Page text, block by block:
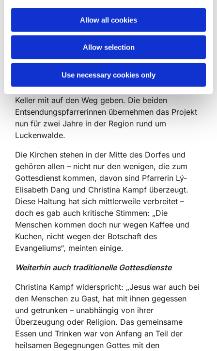
Allow all cookies
Allow selection
Use necessary cookies only
­gebetet“, erzählt sie. Und Christina Kampf fügt
hinzu: „Ob ein Vor­haben gelingt, liegt in Gottes
Hand. Wir können nur das Gras wachsen hören –
und dann gießen.“ ­Ihrer Ansicht nach machten sie
mit mehr Freiheit in der Aus­legung der Strukturen“,
sagt ­Christina Kampf. Diese Ge­danken ­möchte sie
dem neuen Pfarrteam Johanna Moser und ­Miriam
Keller mit auf den Weg ­geben. Die beiden
Entsendungspfarrerinnen über­nehmen das ­Projekt
nun für zwei Jahre in der Region rund um
­Luckenwalde.
Die Kirchen stehen in der Mitte des Dorfes und
gehören allen – nicht nur den wenigen, die zum
Gottesdienst kommen, davon sind Pfarrerin Lý-
Elisabeth Dang und Christina Kampf überzeugt.
Diese Haltung hat sich mittlerweile verbreitet –
doch es gab auch kritische Stimmen: „Die
Menschen kommen doch nur ­wegen Kaffee und
Kuchen, nicht wegen der Botschaft des
Evange­liums“, meinten einige.
Weiterhin auch traditionelle Gottesdienste
Christina Kampf widerspricht: „Jesus war auch bei
den Menschen zu Gast, hat mit ihnen gegessen
und getrunken – unabhängig von ihrer
Überzeugung oder Religion. Das ­gemeinsame
Essen und Trinken war von Anfang an Teil der
heilsamen Begegnungen Gottes mit den